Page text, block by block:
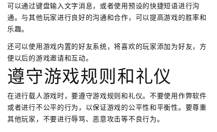
可以通过键盘输入文字消息，或者使用预设的快捷短语进行沟
通。与其他玩家进行良好的沟通和合作，可以提高游戏的胜率和
乐趣。
还可以使用游戏内置的好友系统，将喜欢的玩家添加为好友，方
便以后的游戏邀请和互动。
遵守游戏规则和礼仪
在进行载人游戏时，要遵守游戏规则和礼仪。不要使用作弊软件
或者进行不公平的行为，以保证游戏的公平性和平衡性。要尊重
其他玩家，不要进行辱骂、恶意攻击等不良行为。